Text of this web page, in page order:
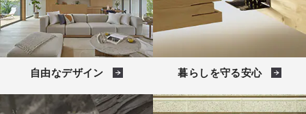
自由なデザイン 暮らしを守る安心